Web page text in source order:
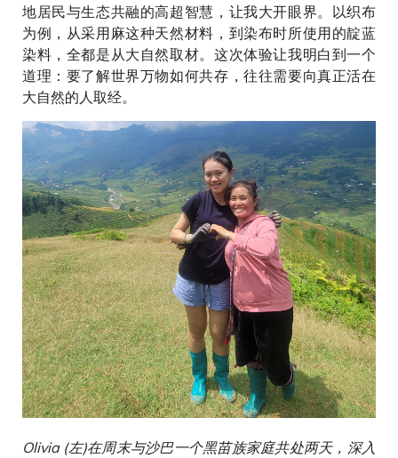
地居民与生态共融的高超智慧，让我大开眼界。以织布
为例，从采用麻这种天然材料，到染布时所使用的靛蓝
染料，全都是从大自然取材。这次体验让我明白到一个
道理：要了解世界万物如何共存，往往需要向真正活在
大自然的人取经。
Olivia (左)在周末与沙巴一个黑苗族家庭共处两天，深入